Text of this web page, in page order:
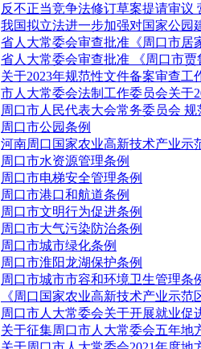
反不正当竞争法修订草案提请审议
我国拟立法进一步加强对国家公园
省人大常委会审查批准《周口市居
省人大常委会审查批准 《周口市贾
关于2023年规范性文件备案审查工
市人大常委会法制工作委员会关于
周口市人民代表大会常务委员会
周口市公园条例
河南周口国家农业高新技术产业示
周口市水资源管理条例
周口市电梯安全管理条例
周口市港口和航道条例
周口市文明行为促进条例
周口市大气污染防治条例
周口市城市绿化条例
周口市淮阳龙湖保护条例
周口市城市市容和环境卫生管理条
《周口国家农业高新技术产业示
周口市人大常委会关于开展就业促
关于征集周口市人大常委会五年地